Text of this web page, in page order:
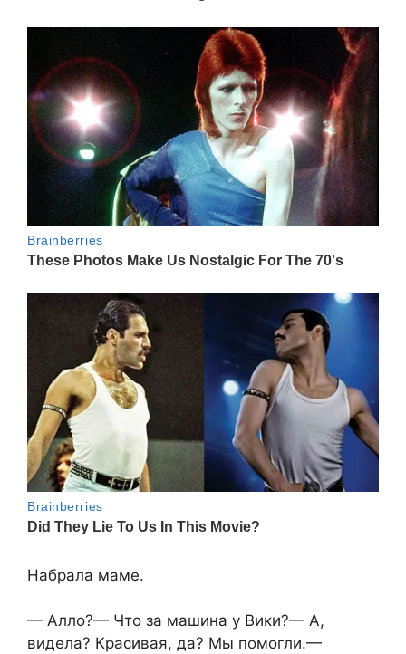
Набрала маме.
— Алло?— Что за машина у Вики?— А,
видела? Красивая, да? Мы помогли.—